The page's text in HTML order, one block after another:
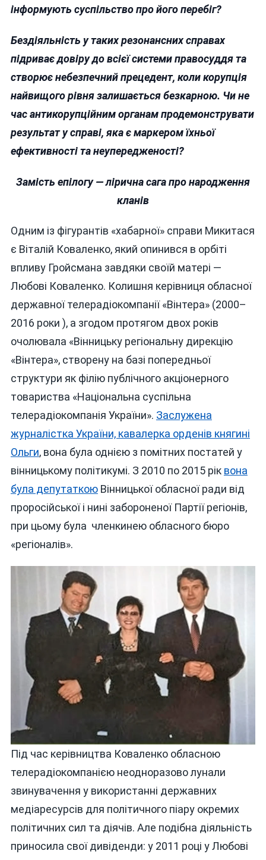
інформують суспільство про його перебіг?
Бездіяльність у таких резонансних справах
підриває довіру до всієї системи правосуддя та
створює небезпечний прецедент, коли корупція
найвищого рівня залишається безкарною. Чи не
час антикорупційним органам продемонструвати
результат у справі, яка є маркером їхньої
ефективності та неупередженості?
Замість епілогу — лірична сага про народження
кланів
Одним із фігурантів «хабарної» справи Микитася
є Віталій Коваленко, який опинився в орбіті
впливу Гройсмана завдяки своїй матері —
Любові Коваленко. Колишня керівниця обласної
державної телерадіокомпанії «Вінтера» (2000–
2016 роки ), а згодом протягом двох років
очолювала «Вінницьку регіональну дирекцію
«Вінтера», створену на базі попередньої
структури як філію публічного акціонерного
товариства «Національна суспільна
телерадіокомпанія України». Заслужена
журналістка України, кавалерка орденів княгині
Ольги, вона була однією з помітних постатей у
вінницькому політикумі. З 2010 по 2015 рік вона
була депутаткоюВінницької обласної ради від
проросійської і нині забороненої Партії регіонів,
при цьому була членкинею обласного бюро
«регіоналів».
Під час керівництва Коваленко обласною
телерадіокомпанією неодноразово лунали
звинувачення у використанні державних
медіаресурсів для політичного піару окремих
політичних сил та діячів. Але подібна діяльність
приносила свої дивіденди: у 2011 році у Любові